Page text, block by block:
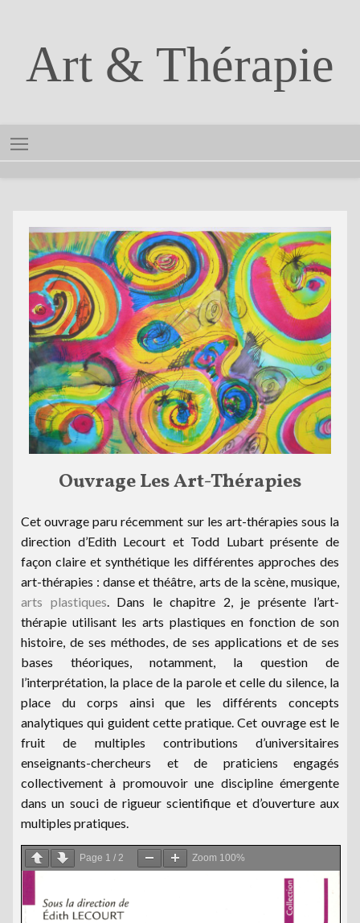
Art & Thérapie
Ouvrage Les Art-Thérapies
Cet ouvrage paru récemment sur les art-thérapies sous la
direction d’Edith Lecourt et Todd Lubart présente de
façon claire et synthétique les différentes approches des
art-thérapies : danse et théâtre, arts de la scène, musique,
arts plastiques. Dans le chapitre 2, je présente l’art-
thérapie utilisant les arts plastiques en fonction de son
histoire, de ses méthodes, de ses applications et de ses
bases théoriques, notamment, la question de
l’interprétation, la place de la parole et celle du silence, la
place du corps ainsi que les différents concepts
analytiques qui guident cette pratique. Cet ouvrage est le
fruit de multiples contributions d’universitaires
enseignants-chercheurs et de praticiens engagés
collectivement à promouvoir une discipline émergente
dans un souci de rigueur scientifique et d’ouverture aux
multiples pratiques.
Page 1 / 2 Zoom 100%